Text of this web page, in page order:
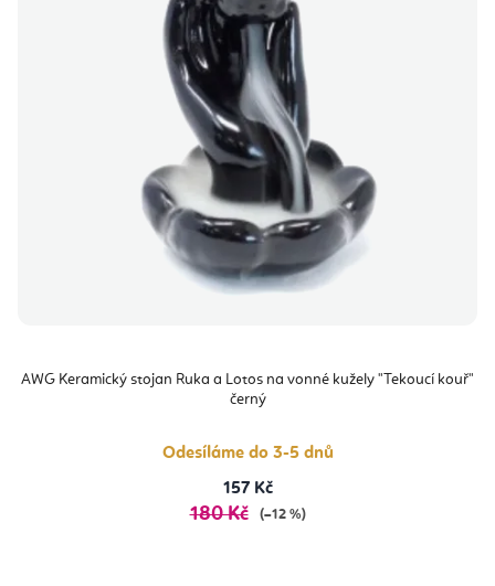
AWG Keramický stojan Ruka a Lotos na vonné kužely "Tekoucí kouř"
černý
Odesíláme do 3-5 dnů
157 Kč
180 Kč (–12 %)